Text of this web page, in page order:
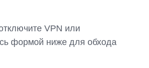
VPN или
формой ниже для обхода